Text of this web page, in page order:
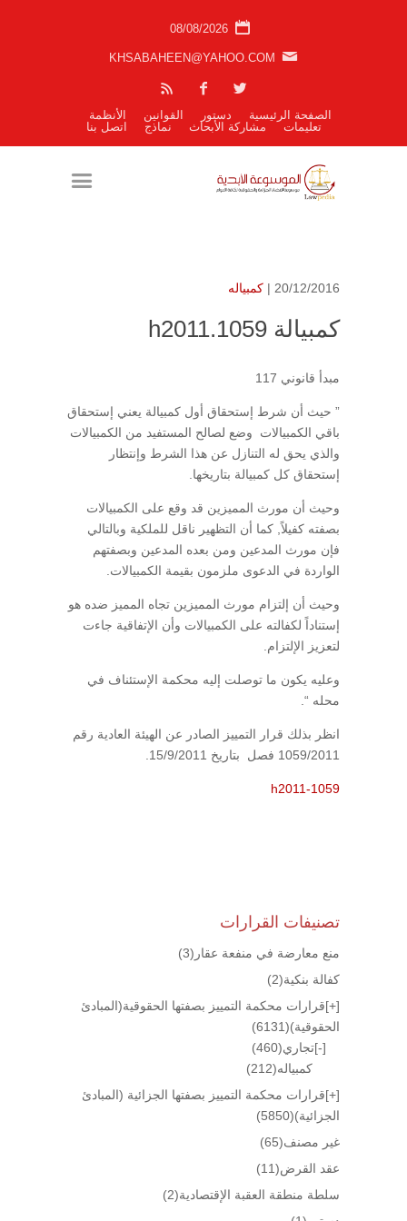
08/08/2026
KHSABAHEEN@YAHOO.COM
الصفحة الرئيسية دستور القوانين
الأنظمة
تعليمات
مشاركة الأبحاث نماذج اتصل بنا
20/12/2016 | كمبياله
كمبيالة h2011.1059
مبدأ قانوني 117
” حيث أن شرط إستحقاق أول كمبيالة يعني إستحقاق
باقي الكمبيالات وضع لصالح المستفيد من الكمبيالات
والذي يحق له التنازل عن هذا الشرط وإنتظار
إستحقاق كل كمبيالة بتاريخها.
وحيث أن مورث المميزين قد وقع على الكمبيالات
بصفته كفيلاً, كما أن التظهير ناقل للملكية وبالتالي
فإن مورث المدعين ومن بعده المدعين وبصفتهم
الواردة في الدعوى ملزمون بقيمة الكمبيالات.
وحيث أن إلتزام مورث المميزين تجاه المميز ضده هو
إستناداً لكفالته على الكمبيالات وأن الإتفاقية جاءت
لتعزيز الإلتزام.
وعليه يكون ما توصلت إليه محكمة الإستئناف في
محله “.
انظر بذلك قرار التمييز الصادر عن الهيئة العادية رقم
1059/2011 فصل بتاريخ 15/9/2011.
h2011-1059
تصنيفات القرارات
منع معارضة في منفعة عقار (3)
كفالة بنكية(2)
[+]قرارات محكمة التمييز بصفتها الحقوقية(المبادئ
الحقوقية)(6131)
[-]تجاري(460)
كمبياله(212)
[+]قرارات محكمة التمييز بصفتها الجزائية (المبادئ
الجزائية)(5850)
غير مصنف(65)
عقد القرض(11)
سلطة منطقة العقبة الإقتصادية(2)